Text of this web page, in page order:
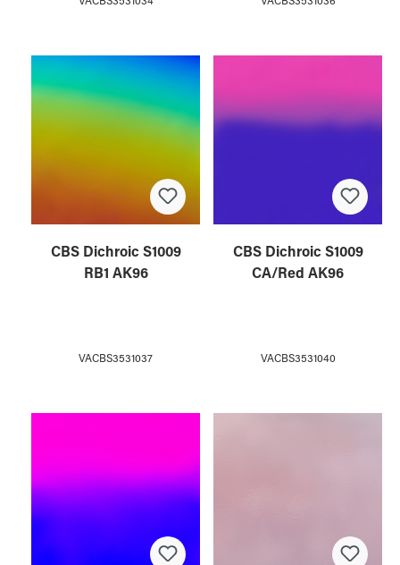
CBS Dichroic S1009
RB1 AK96
VACBS3531037
CBS Dichroic S1009
CA/Red AK96
VACBS3531040